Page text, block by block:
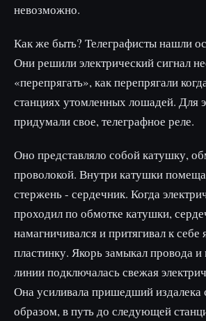
невозможно.
Как же быть? Телеграфисты нашли
Они решили электрический сигнал
«перепрягать», как перепрягали
станциях утомленных лошадей. Для
придумали свое, телеграфное реле.
Оно представляло собой катушку,
проволокой. Внутри катушки
стержень - сердечник. Когда
проходил по обмотке катушки,
намагничивался и притягивал к
пластинку. Якорь замыкал провода и
линии подключалась свежая
Она усиливала пришедший издалека
образом, в путь до следующей